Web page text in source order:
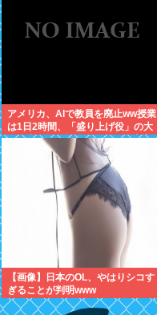
アメリカ、AIで教員を廃止ww授業
は1日2時間、「盛り上げ役」の大
人が褒めてやる気を伸ばし学力大
【画像】日本のOL、やはりシコす
ぎることが判明www